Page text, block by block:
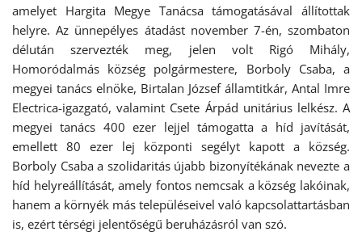
amelyet Hargita Megye Tanácsa támogatásával állítottak
helyre. Az ünnepélyes átadást november 7-én, szombaton
délután szervezték meg, jelen volt Rigó Mihály,
Homoródalmás község polgármestere, Borboly Csaba, a
megyei tanács elnöke, Birtalan József államtitkár, Antal Imre
Electrica-igazgató, valamint Csete Árpád unitárius lelkész. A
megyei tanács 400 ezer lejjel támogatta a híd javítását,
emellett 80 ezer lej központi segélyt kapott a község.
Borboly Csaba a szolidaritás újabb bizonyítékának nevezte a
híd helyreállítását, amely fontos nemcsak a község lakóinak,
hanem a környék más településeivel való kapcsolattartásban
is, ezért térségi jelentőségű beruházásról van szó.